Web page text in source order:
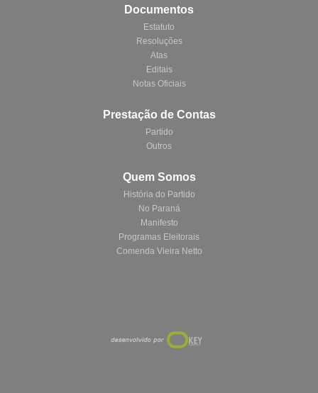
Documentos
Estatuto
Resoluções
Atas
Editais
Notas Oficiais
Prestação de Contas
Partido
Outros
Quem Somos
História do Partido
No Paraná
Manifesto
Programas Eleitorais
Comenda Vieira Netto